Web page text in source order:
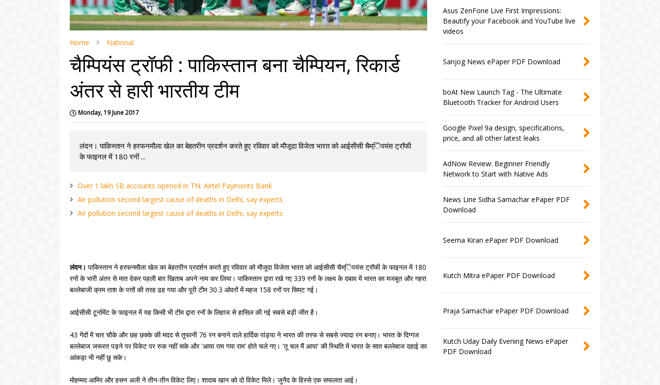
Home National
चैम्पियंस ट्रॉफी : पाकिस्तान बना चैम्पियन, रिकार्ड
अंतर से हारी भारतीय टीम
Monday, 19 June 2017
लंदन। पाकिस्तान ने हरफनमौला खेल का बेहतरीन प्रदर्शन करते हुए रविवार को मौजूदा विजेता भारत को आईसीसी चैम्ेिपयंस ट्रॉफी
के फाइनल में 180 रनों ...
Over 1 lakh SB accounts opened in TN: Airtel Payments Bank
Air pollution second largest cause of deaths in Delhi, say experts
Air pollution second largest cause of deaths in Delhi, say experts
लंदन। पाकिस्तान ने हरफनमौला खेल का बेहतरीन प्रदर्शन करते हुए रविवार को मौजूदा विजेता भारत को आईसीसी चैम्ेिपयंस ट्रॉफी के फाइनल में 180
रनों के भारी अंतर से मात देकर पहली बार खिताब अपने नाम कर लिया। पाकिस्तान द्वारा रखे गए 339 रनों के लक्ष्य के दबाव में भारत का मजबूत और गहरा
बल्लेबाजी क्रम ताश के पत्तों की तरह ढह गया और पूरी टीम 30.3 ओवरों में महज 158 रनों पर सिमट गई।
आईसीसी टूर्नामेंट के फाइनल में यह किसी भी टीम द्वारा रनों के लिहाज से हासिल की गई सबसे बड़ी जीत है।
43 गेंदों में चार चौके और छह छक्के की मदद से तूफानी 76 रन बनाने वाले हार्दिक पांड्या ने भारत की तरफ से सबसे ज्यादा रन बनाए। भारत के दिग्गज
बल्लेबाज जरूरत पड़ने पर विकेट पर रुक नहीं सके और 'आया राम गया राम' होते चले गए। 'तू चल मैं आया' की स्थिति में भारत के सात बल्लेबाज दहाई का
आंकड़ा भी नहीं छू सके।
मोहम्मद आमिर और हसन अली ने तीन-तीन विकेट लिए। शादाब खान को दो विकेट मिले। जुनैद के हिस्से एक सफलता आई।
Asus ZenFone Live First Impressions:
Beautify your Facebook and YouTube live
videos
Sanjog News ePaper PDF Download
boAt New Launch Tag - The Ultimate
Bluetooth Tracker for Android Users
Google Pixel 9a design, specifications,
price, and all other latest leaks
AdNow Review: Beginner Friendly
Network to Start with Native Ads
News Line Sidha Samachar ePaper PDF
Download
Seema Kiran ePaper PDF Download
Kutch Mitra ePaper PDF Download
Praja Samachar ePaper PDF Download
Kutch Uday Daily Evening News ePaper
PDF Download